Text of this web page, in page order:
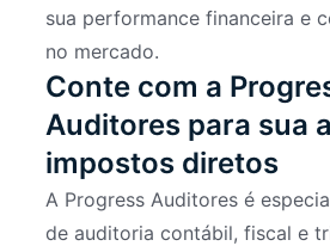
sua performance financeira e
no mercado.
Conte com a
Auditores para sua
impostos diretos
A Progress Auditores é
de auditoria contábil, fiscal e